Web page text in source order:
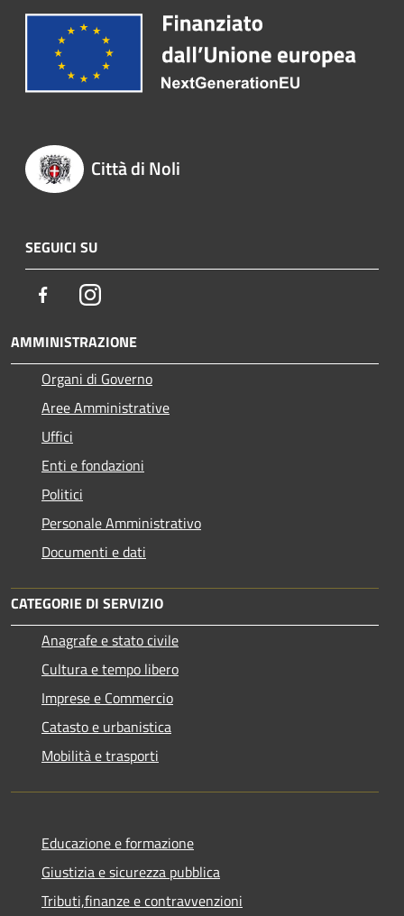
Città di Noli
SEGUICI SU
FacebookInstagram
AMMINISTRAZIONE
Organi di Governo
Aree Amministrative
Uffici
Enti e fondazioni
Politici
Personale Amministrativo
Documenti e dati
CATEGORIE DI SERVIZIO
Anagrafe e stato civile
Cultura e tempo libero
Imprese e Commercio
Catasto e urbanistica
Mobilità e trasporti
Educazione e formazione
Giustizia e sicurezza pubblica
Tributi,finanze e contravvenzioni